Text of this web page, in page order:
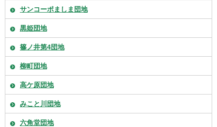
サンコーポましま団地
黒姫団地
篠ノ井第4団地
柳町団地
高ケ原団地
みこと川団地
六角堂団地